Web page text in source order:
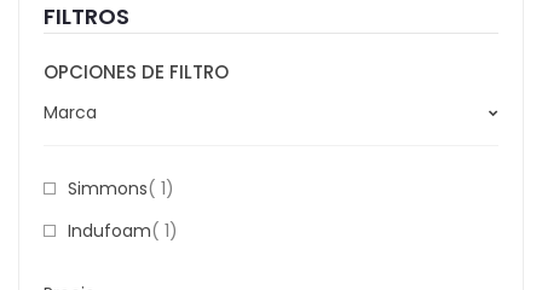
FILTROS
OPCIONES DE FILTRO
Marca
Simmons 1Item
Indufoam 1Item